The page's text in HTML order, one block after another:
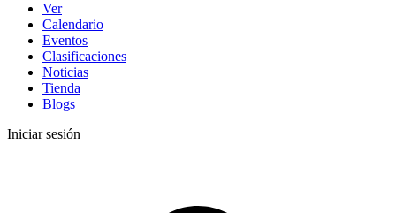
Ver
Calendario
Eventos
Clasificaciones
Noticias
Tienda
Blogs
Iniciar sesión